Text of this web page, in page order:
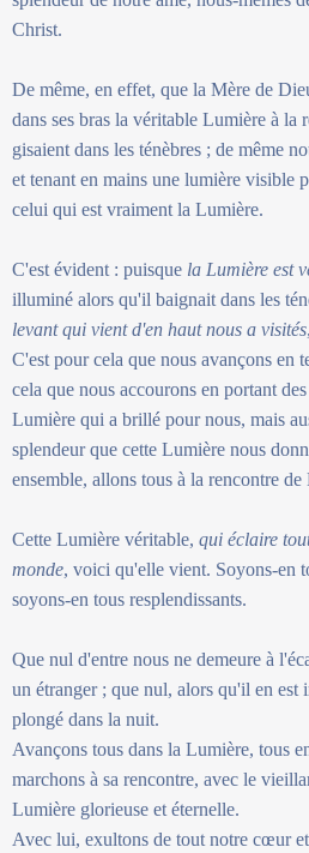
Christ.
De même, en effet, que la Mère de
dans ses bras la véritable Lumière à la
gisaient dans les ténèbres ; de même
et tenant en mains une lumière visible
celui qui est vraiment la Lumière.
C'est évident : puisque la Lumière est
illuminé alors qu'il baignait dans les
levant qui vient d'en haut nous a visités
C'est pour cela que nous avançons en
cela que nous accourons en portant
Lumière qui a brillé pour nous, mais
splendeur que cette Lumière nous
ensemble, allons tous à la rencontre de
Cette Lumière véritable, qui éclaire
monde, voici qu'elle vient. Soyons-en
soyons-en tous resplendissants.
Que nul d'entre nous ne demeure à
un étranger ; que nul, alors qu'il en est
plongé dans la nuit.
Avançons tous dans la Lumière, tous
marchons à sa rencontre, avec le
Lumière glorieuse et éternelle.
Avec lui, exultons de tout notre cœur